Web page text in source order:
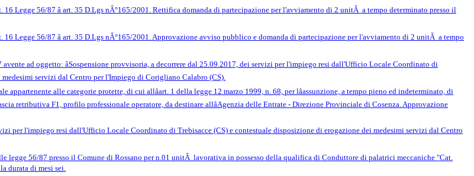
Legge 56/87 â art. 35 D.Lgs nÂ°165/2001. Rettifica domanda di partecipazione per l'avviamento di 2 unitÃ a tempo determinato presso il
Legge 56/87 â art. 35 D.Lgs nÂ°165/2001. Approvazione avviso pubblico e domanda di partecipazione per l'avviamento di 2 unitÃ a tempo
ad oggetto: âSospensione provvisoria, a decorrere dal 25.09.2017, dei servizi per l'impiego resi dall'Ufficio Locale Coordinato di
servizi dal Centro per l'Impiego di Corigliano Calabro (CS).
alle categorie protette, di cui allâart. 1 della legge 12 marzo 1999, n. 68, per lâassunzione, a tempo pieno ed indeterminato, di
retributiva F1, profilo professionale operatore, da destinare allâAgenzia delle Entrate - Direzione Provinciale di Cosenza. Approvazione
per l'impiego resi dall'Ufficio Locale Coordinato di Trebisacce (CS) e contestuale disposizione di erogazione dei medesimi servizi dal Centro
legge 56/87 presso il Comune di Rossano per n.01 unitÃ lavorativa in possesso della qualifica di Conduttore di palatrici meccaniche "Cat.
durata di mesi sei.